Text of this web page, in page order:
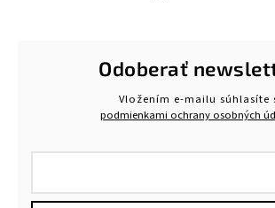
Odoberať
Vložením e-mailu súhlasíte
podmienkami ochrany osobných